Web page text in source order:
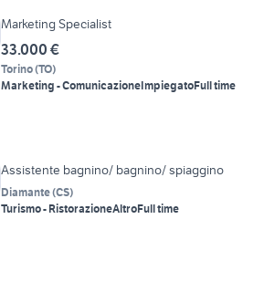
Marketing Specialist
33.000 €
Torino(TO)
Marketing - ComunicazioneImpiegatoFull time
Assistente bagnino/ bagnino/ spiaggino
Diamante(CS)
Turismo - RistorazioneAltroFull time